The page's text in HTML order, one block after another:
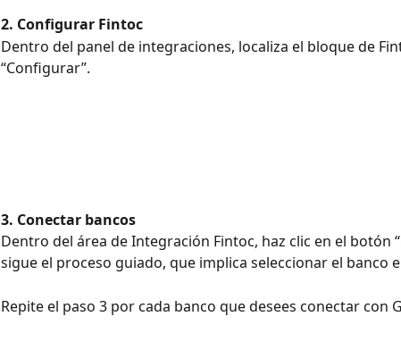
2. Configurar Fintoc
Dentro del panel de integraciones, localiza el bloque de
“Configurar”.
3. Conectar bancos
Dentro del área de Integración Fintoc, haz clic en el botón
sigue el proceso guiado, que implica seleccionar el banco
Repite el paso 3 por cada banco que desees conectar con